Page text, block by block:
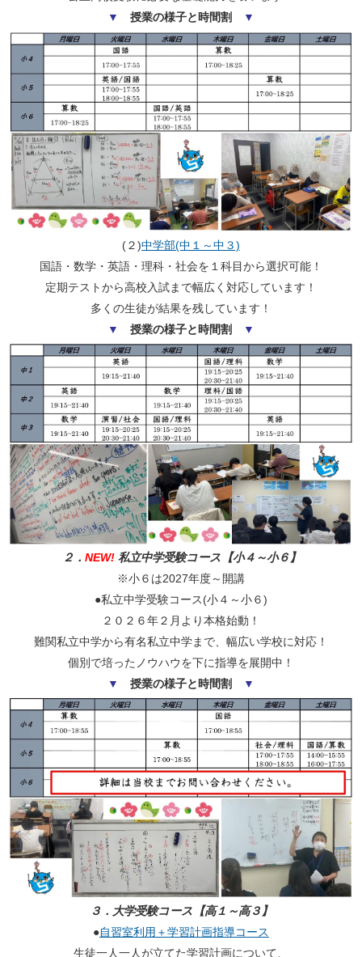
▼ 授業の様子と時間割 ▼
(２)中学部(中１～中３)
国語・数学・英語・理科・社会を１科目から選択可能！
定期テストから高校入試まで幅広く対応しています！
多くの生徒が結果を残しています！
▼ 授業の様子と時間割 ▼
２． NEW!私立中学受験コース【小４～小６】
※小６は2027年度～開講
●私立中学受験コース(小４～小６)
２０２６年２月より本格始動！
難関私立中学から有名私立中学まで、幅広い学校に対応！
個別で培ったノウハウを下に指導を展開中！
▼ 授業の様子と時間割 ▼
３．大学受験コース【高１～高３】
●自習室利用＋学習計画指導コース
生徒一人一人が立てた学習計画について、